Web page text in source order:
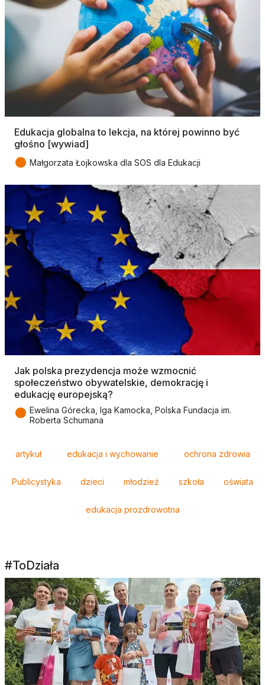
Edukacja globalna to lekcja, na której powinno być
głośno [wywiad]
● Małgorzata Łojkowska dla SOS dla Edukacji
Jak polska prezydencja może wzmocnić
społeczeństwo obywatelskie, demokrację i
edukację europejską?
● Ewelina Górecka, Iga Kamocka, Polska Fundacja im.
Roberta Schumana
artykuł edukacja i wychowanie ochrona zdrowia
Publicystyka dzieci młodzież szkoła oświata
edukacja prozdrowotna
#ToDziała